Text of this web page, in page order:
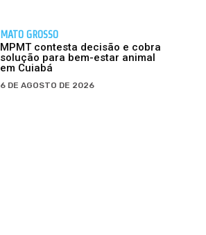
MATO GROSSO
MPMT contesta decisão e cobra
solução para bem-estar animal
em Cuiabá
6 DE AGOSTO DE 2026